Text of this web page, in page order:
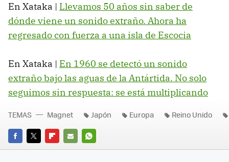
En Xataka | Llevamos 50 años sin saber de
dónde viene un sonido extraño. Ahora ha
regresado con fuerza a una isla de Escocia
En Xataka | En 1960 se detectó un sonido
extraño bajo las aguas de la Antártida. No solo
seguimos sin respuesta: se está multiplicando
FACEBOOK
TWITTERFLIPBOARD
E-
WHATSAPP
TEMAS Magnet Japón Europa Reino Unido